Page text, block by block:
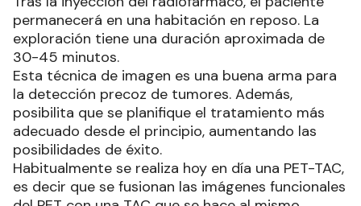
permanecerá en una habitación en reposo. La
exploración tiene una duración aproximada de
30-45 minutos.
Esta técnica de imagen es una buena arma para
la detección precoz de tumores. Además,
posibilita que se planifique el tratamiento más
adecuado desde el principio, aumentando las
posibilidades de éxito.
Habitualmente se realiza hoy en día una PET-TAC,
es decir que se fusionan las imágenes funcionales